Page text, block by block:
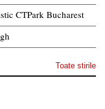
CTPark Bucharest
Toate stirile